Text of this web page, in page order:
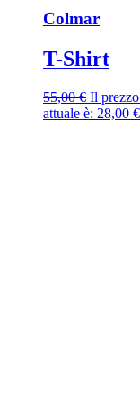
Colmar
T-Shirt
55,00€ Il
attuale è: 28,00